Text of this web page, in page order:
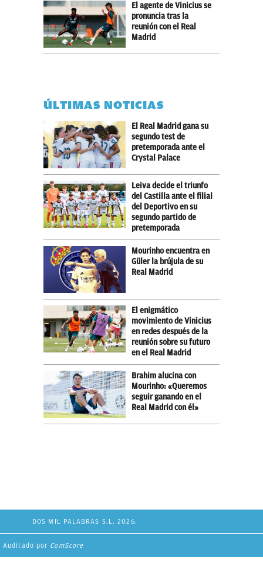
El agente de Vinicius se
pronuncia tras la
reunión con el Real
Madrid
ÚLTIMAS NOTICIAS
El Real Madrid gana su
segundo test de
pretemporada ante el
Crystal Palace
Leiva decide el triunfo
del Castilla ante el filial
del Deportivo en su
segundo partido de
pretemporada
Mourinho encuentra en
Güler la brújula de su
Real Madrid
El enigmático
movimiento de Vinicius
en redes después de la
reunión sobre su futuro
en el Real Madrid
Brahim alucina con
Mourinho: «Queremos
seguir ganando en el
Real Madrid con él»
DOS MIL PALABRAS S.L. 2026.
Auditado por ComScore